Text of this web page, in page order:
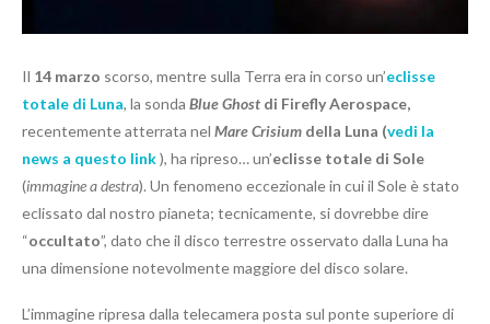
Il 14 marzo scorso, mentre sulla Terra era in corso un’eclisse
totale di Luna, la sonda Blue Ghost di Firefly Aerospace,
recentemente atterrata nel Mare Crisium della Luna (vedi la
news a questo link), ha ripreso… un’eclisse totale di Sole
(immagine a destra). Un fenomeno eccezionale in cui il Sole è stato
eclissato dal nostro pianeta; tecnicamente, si dovrebbe dire
“occultato”, dato che il disco terrestre osservato dalla Luna ha
una dimensione notevolmente maggiore del disco solare.
L’immagine ripresa dalla telecamera posta sul ponte superiore di